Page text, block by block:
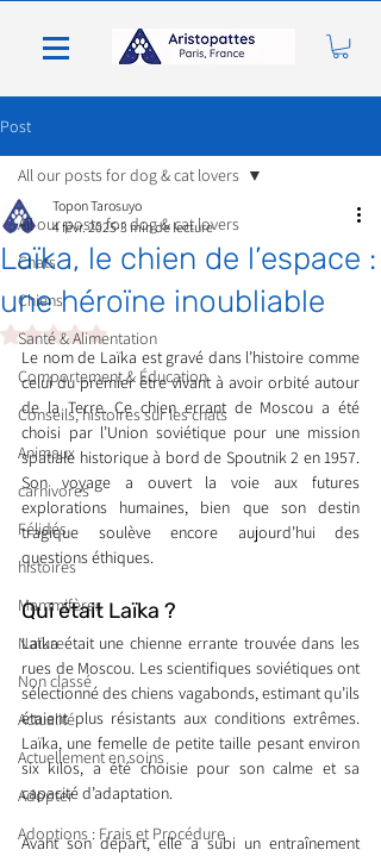
Post
All our posts for dog & cat lovers
Chats
Chiens
Santé & Alimentation
Comportement & Éducation
Conseils, histoires sur les chats
Animaux
carnivores
Félidés
histoires
Mammifères
Nature
Non classé
Actualité
Actuellement en soins
Adopter
Adoptions : Frais et Procédure
All our posts for dog & cat lovers
Laïka, le chien de l’espace :
une héroïne inoubliable
Topon Tarosuyo
4 févr. 2025 3 min de lecture
Noté NaN étoiles sur 5.
Le nom de Laïka est gravé dans l’histoire comme
celui du premier être vivant à avoir orbité autour
de la Terre. Ce chien errant de Moscou a été
choisi par l’Union soviétique pour une mission
spatiale historique à bord de Spoutnik 2 en 1957.
Son voyage a ouvert la voie aux futures
explorations humaines, bien que son destin
tragique soulève encore aujourd’hui des
questions éthiques.
Qui était Laïka ?
Laïka était une chienne errante trouvée dans les
rues de Moscou. Les scientifiques soviétiques ont
sélectionné des chiens vagabonds, estimant qu’ils
étaient plus résistants aux conditions extrêmes.
Laïka, une femelle de petite taille pesant environ
six kilos, a été choisie pour son calme et sa
capacité d’adaptation.
Avant son départ, elle a subi un entraînement